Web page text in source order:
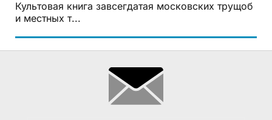
Культовая книга завсегдатая московских трущоб
и местных т...